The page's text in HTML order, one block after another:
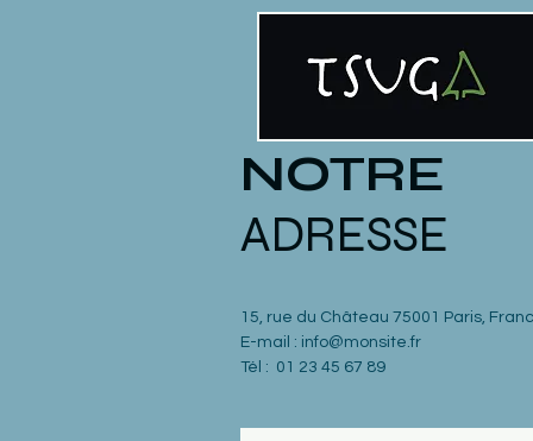
NOTRE
ADRESSE
15, rue du Château 75001 Paris,
E-mail : info@monsite.fr
Tél : 01 23 45 67 89